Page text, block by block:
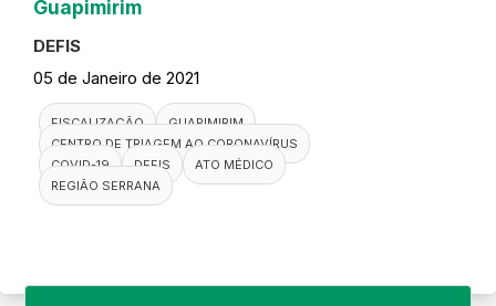
Guapimirim
DEFIS
05 de Janeiro de 2021
FISCALIZAÇÃO
GUAPIMIRIM
CENTRO DE TRIAGEM AO CORONAVÍRUS
COVID-19
DEFIS
ATO MÉDICO
REGIÃO SERRANA